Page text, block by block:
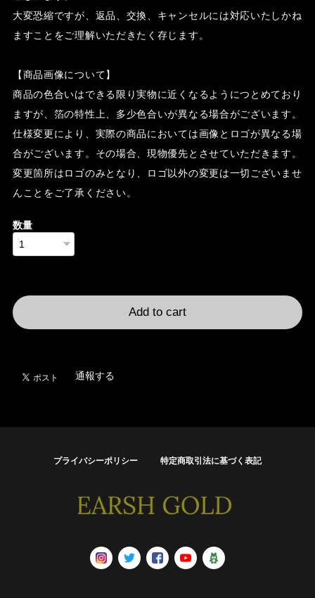
大変恐縮ですが、返品、交換、キャンセルには対応いたしかね
ますことをご理解いただきたく存じます。
【商品画像について】
商品の色合いはできる限り実物に近くなるようにつとめており
ますが、箔の特性上、多少色合いが異なる場合がございます。
仕様変更により、実際の商品においては画像とロゴが異なる場
合がございます。その場合、現物優先とさせていただきます。
変更箇所はロゴのみとなり、ロゴ以外の変更は一切ございませ
んことをご了承ください。
数量
Add to cart
通報する
プライバシーポリシー 特定商取引法に基づく表記